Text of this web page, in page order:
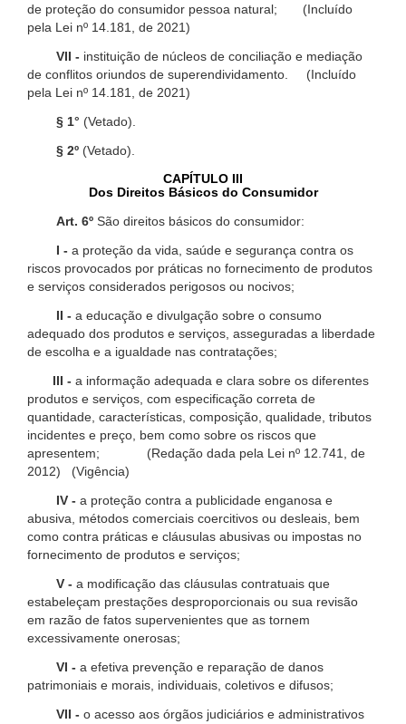
de proteção do consumidor pessoa natural; (Incluído
pela Lei nº 14.181, de 2021)
VII - instituição de núcleos de conciliação e mediação
de conflitos oriundos de superendividamento. (Incluído
pela Lei nº 14.181, de 2021)
§ 1° (Vetado).
§ 2º (Vetado).
CAPÍTULO III
Dos Direitos Básicos do Consumidor
Art. 6º São direitos básicos do consumidor:
I - a proteção da vida, saúde e segurança contra os
riscos provocados por práticas no fornecimento de produtos
e serviços considerados perigosos ou nocivos;
II - a educação e divulgação sobre o consumo
adequado dos produtos e serviços, asseguradas a liberdade
de escolha e a igualdade nas contratações;
III - a informação adequada e clara sobre os diferentes
produtos e serviços, com especificação correta de
quantidade, características, composição, qualidade, tributos
incidentes e preço, bem como sobre os riscos que
apresentem; (Redação dada pela Lei nº 12.741, de
2012) (Vigência)
IV - a proteção contra a publicidade enganosa e
abusiva, métodos comerciais coercitivos ou desleais, bem
como contra práticas e cláusulas abusivas ou impostas no
fornecimento de produtos e serviços;
V - a modificação das cláusulas contratuais que
estabeleçam prestações desproporcionais ou sua revisão
em razão de fatos supervenientes que as tornem
excessivamente onerosas;
VI - a efetiva prevenção e reparação de danos
patrimoniais e morais, individuais, coletivos e difusos;
VII - o acesso aos órgãos judiciários e administrativos